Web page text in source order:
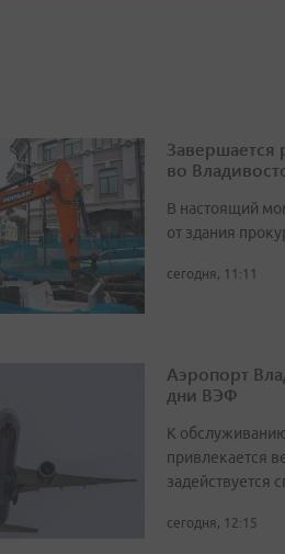
Завершается
во
В настоящий
от здания
сегодня, 11:11
Аэропорт
дни ВЭФ
К
привлекается
задействуется
сегодня, 12:15